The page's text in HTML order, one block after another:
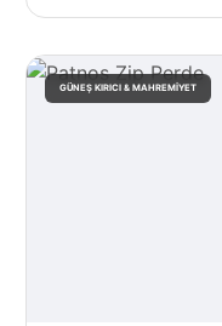
GÜNEŞ KIRICI & MAHREMIYET